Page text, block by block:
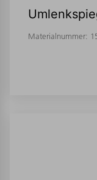
Materialnummer: